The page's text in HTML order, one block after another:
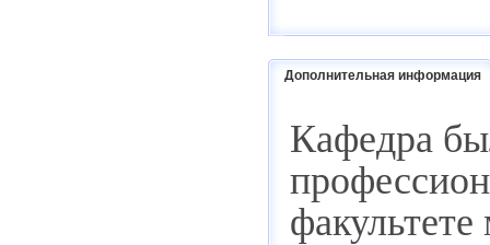
Дополнительная информация
Кафедра